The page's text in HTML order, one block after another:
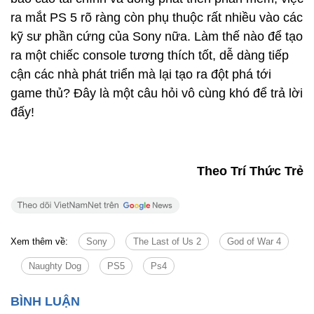
ra mắt PS 5 rõ ràng còn phụ thuộc rất nhiều vào các
kỹ sư phần cứng của Sony nữa. Làm thế nào để tạo
ra một chiếc console tương thích tốt, dễ dàng tiếp
cận các nhà phát triển mà lại tạo ra đột phá tới
game thủ? Đây là một câu hỏi vô cùng khó để trả lời
đấy!
Theo Trí Thức Trẻ
Xem thêm về: Sony The Last of Us 2 God of War 4
Naughty Dog PS5 Ps4